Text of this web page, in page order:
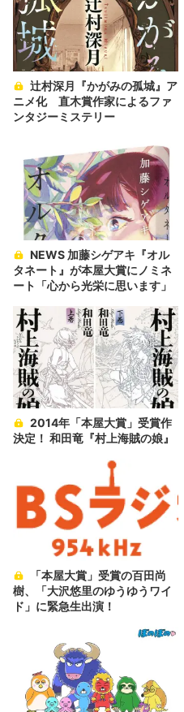
ニメ化 直木賞作家によるファ
ンタジーミステリー
タネート』が本屋大賞にノミネ
ート「心から光栄に思います」
決定！ 和田竜『村上海賊の娘』
樹、「大沢悠里のゆうゆうワイ
ド」に緊急生出演！